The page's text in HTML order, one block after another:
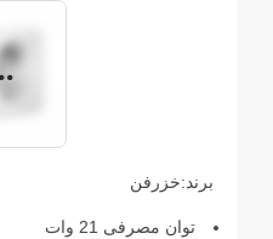
برند:خزرفن
توان مصرفی 21 وات